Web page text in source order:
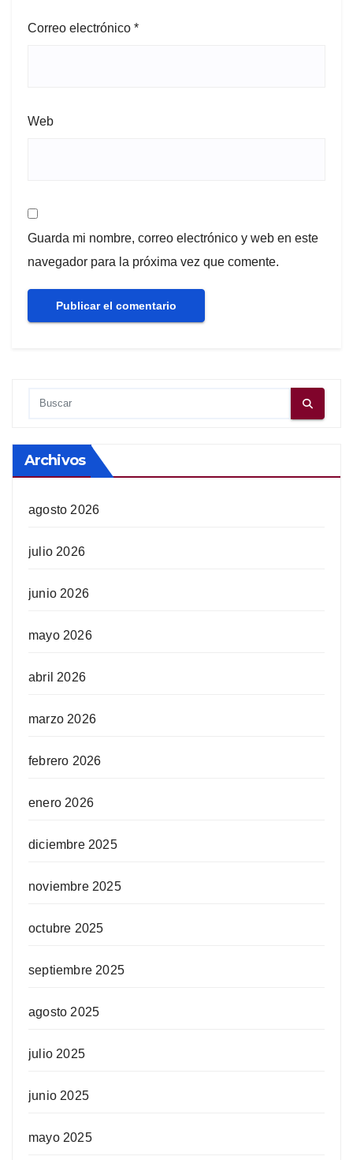
Correo electrónico *
Web
Guarda mi nombre, correo electrónico y web en este
navegador para la próxima vez que comente.
Archivos
agosto 2026
julio 2026
junio 2026
mayo 2026
abril 2026
marzo 2026
febrero 2026
enero 2026
diciembre 2025
noviembre 2025
octubre 2025
septiembre 2025
agosto 2025
julio 2025
junio 2025
mayo 2025